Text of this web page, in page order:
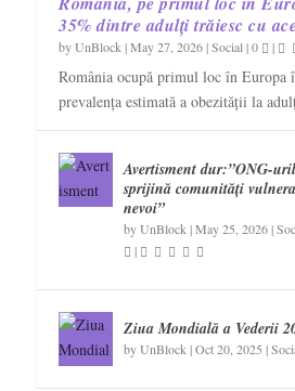
35% dintre adulți trăiesc cu
byUnBlock |May 27, 2026|Social |0 |
România ocupă primul loc în Europa
prevalența estimată a obezității la
Avertisment dur:”ONG-
sprijină comunități
nevoi”
byUnBlock |May 25, 2026|
|
Ziua Mondială a Vederii
byUnBlock |Oct 20, 2025 |